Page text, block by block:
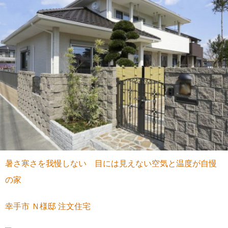
暑さ寒さを我慢しない 目には見えない空気と温度が自慢
の家
幸手市 Ｎ様邸 注文住宅